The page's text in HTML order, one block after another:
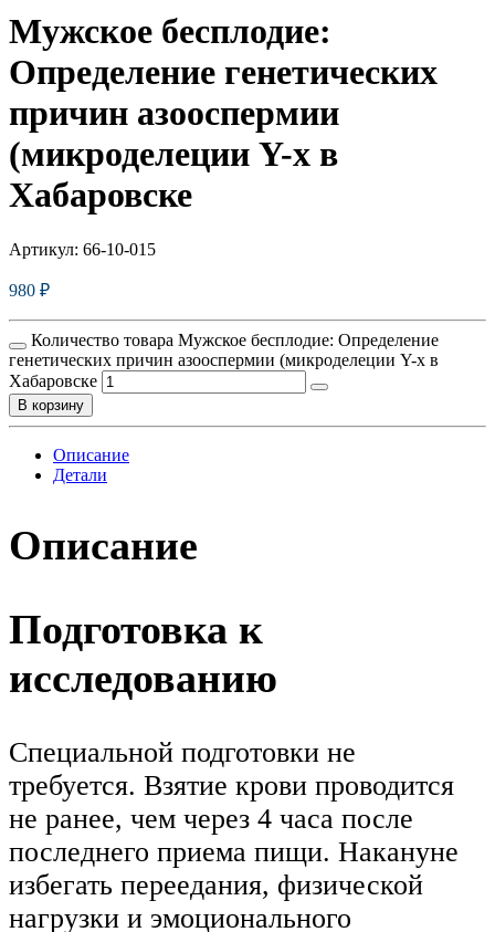
Мужское бесплодие:
Определение генетических
причин азооспермии
(микроделеции Y-х в
Хабаровске
Артикул: 66-10-015
980 ₽
Количество товара Мужское бесплодие: Определение
генетических причин азооспермии (микроделеции Y-х в
Хабаровске
В корзину
Описание
Детали
Описание
Подготовка к
исследованию
Специальной подготовки не
требуется. Взятие крови проводится
не ранее, чем через 4 часа после
последнего приема пищи. Накануне
избегать переедания, физической
нагрузки и эмоционального